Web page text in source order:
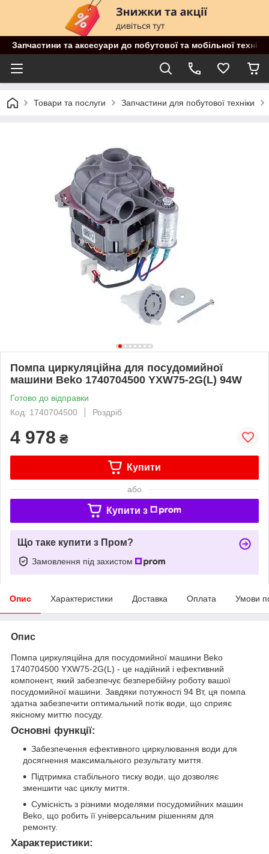
Запчастини та аксесуари до побутової та мобільної
Товари та послуги Запчастини для побутової техніки
Помпа циркуляційна для посудомийної
машини Beko 1740704500 YXW75-2G(L) 94W
Готово до відправки
Код: 1740704500
Роздріб
4 978 ₴
Купити
або
Купити з
Що таке купити з Пром?
Замовлення під захистом
Опис Характеристики Доставка Оплата Умови
Опис
Помпа циркуляційна для посудомийної машини Beko
1740704500 YXW75-2G(L) - це надійний і ефективний
компонент, який забезпечує безперебійну роботу вашої
посудомийної машини. Завдяки потужності 94 Вт, ця помпа
здатна забезпечити оптимальний потік води, що сприяє
якісному миттю посуду.
Основні функції:
Забезпечення ефективного циркулювання води для
досягнення максимального результату миття.
Підтримка стабільного тиску води, що дозволяє
зменшити час циклу миття.
Сумісність з різними моделями посудомийних машин
Beko, що робить її універсальним рішенням для
ремонту.
Характеристики: